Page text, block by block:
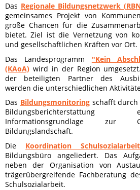
Das Regionale Bildungsnetzwerk
gemeinsames Projekt von
große Chancen für die
bietet. Ziel ist die Vernetzung von
und gesellschaftlichen Kräften vor Ort.
Das Landesprogramm
"Kein
(KAoA) wird in der Region
der beteiligten Partner des
werden die unterschiedlichen
Das Bildungsmonitoringschafft durch
Informationsgrundlage zur
Bildungslandschaft.
Die Koordination Schulsozialarbeit
Bildungsbüro angeliedert. Das
neben der Organisation von
trägerübergreifende Fachberatung
Schulsozialarbeit.